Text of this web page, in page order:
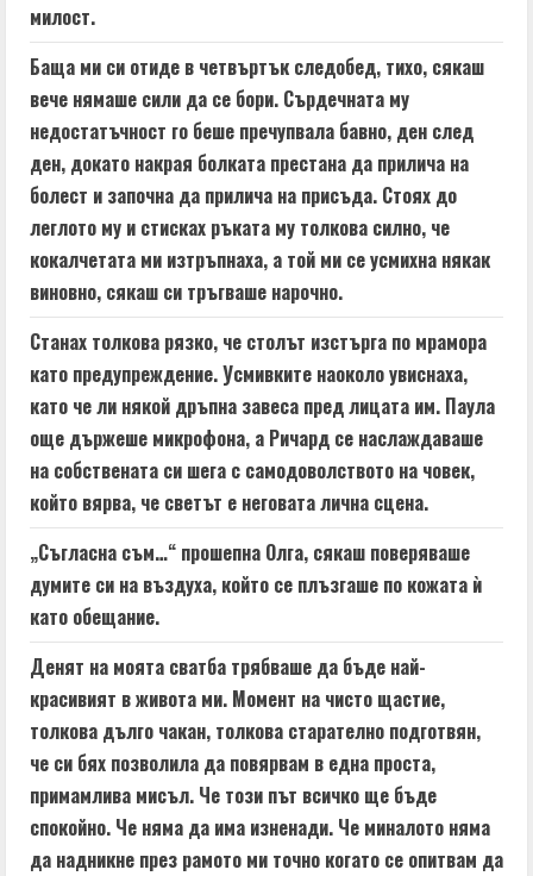
милост.
Баща ми си отиде в четвъртък следобед, тихо, сякаш
вече нямаше сили да се бори. Сърдечната му
недостатъчност го беше пречупвала бавно, ден след
ден, докато накрая болката престана да прилича на
болест и започна да прилича на присъда. Стоях до
леглото му и стисках ръката му толкова силно, че
кокалчетата ми изтръпнаха, а той ми се усмихна някак
виновно, сякаш си тръгваше нарочно.
Станах толкова рязко, че столът изстърга по мрамора
като предупреждение. Усмивките наоколо увиснаха,
като че ли някой дръпна завеса пред лицата им. Паула
още държеше микрофона, а Ричард се наслаждаваше
на собствената си шега с самодоволството на човек,
който вярва, че светът е неговата лична сцена.
„Съгласна съм…“ прошепна Олга, сякаш поверяваше
думите си на въздуха, който се плъзгаше по кожата ѝ
като обещание.
Денят на моята сватба трябваше да бъде най-
красивият в живота ми. Момент на чисто щастие,
толкова дълго чакан, толкова старателно подготвян,
че си бях позволила да повярвам в една проста,
примамлива мисъл. Че този път всичко ще бъде
спокойно. Че няма да има изненади. Че миналото няма
да надникне през рамото ми точно когато се опитвам да